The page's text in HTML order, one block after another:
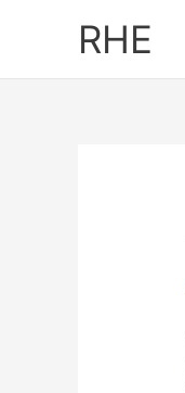
RHE